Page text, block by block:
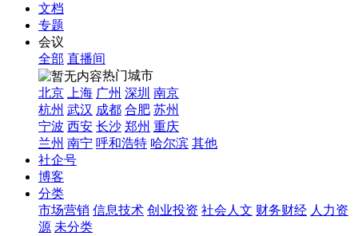
文档
专题
会议
全部 直播间
热门城市
北京
上海 广州 深圳 南京
杭州 武汉 成都 合肥 苏州
宁波 西安 长沙 郑州 重庆
兰州 南宁 呼和浩特 哈尔滨 其他
社企号
博客
分类
市场营销 信息技术 创业投资 社会人文 财务财经 人力资
源 未分类